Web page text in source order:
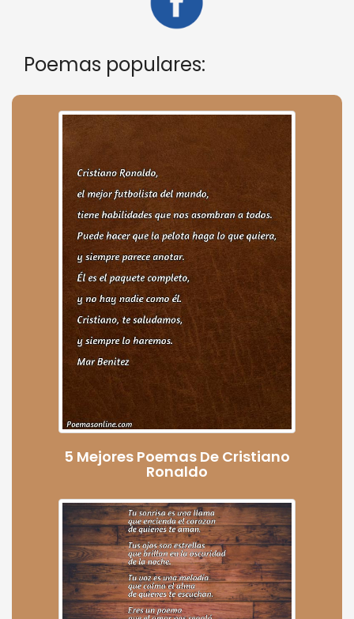
Poemas populares:
5 Mejores Poemas De Cristiano
Ronaldo